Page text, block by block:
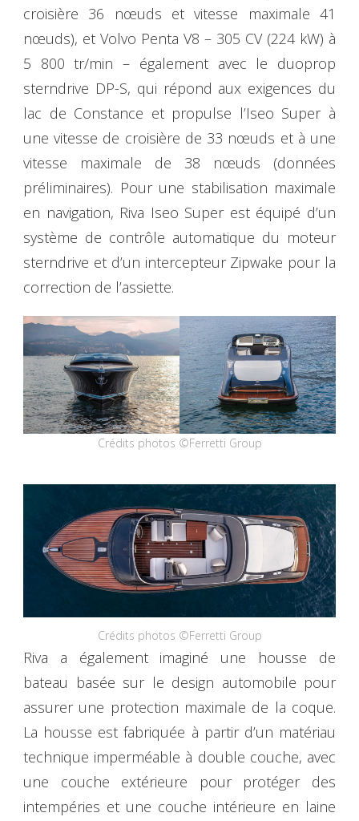
croisière 36 nœuds et vitesse maximale 41
nœuds), et Volvo Penta V8 – 305 CV (224 kW) à
5 800 tr/min – également avec le duoprop
sterndrive DP-S, qui répond aux exigences du
lac de Constance et propulse l’Iseo Super à
une vitesse de croisière de 33 nœuds et à une
vitesse maximale de 38 nœuds (données
préliminaires). Pour une stabilisation maximale
en navigation, Riva Iseo Super est équipé d’un
système de contrôle automatique du moteur
sterndrive et d’un intercepteur Zipwake pour la
correction de l’assiette.
Crédits photos ©Ferretti Group
Crédits photos ©Ferretti Group
Riva a également imaginé une housse de
bateau basée sur le design automobile pour
assurer une protection maximale de la coque.
La housse est fabriquée à partir d’un matériau
technique imperméable à double couche, avec
une couche extérieure pour protéger des
intempéries et une couche intérieure en laine